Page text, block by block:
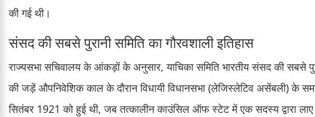
की गई थी।
संसद की सबसे पुरानी समिति का गौरवशाली इतिहास
राज्यसभा सचिवालय के आंकड़ों के अनुसार, याचिका समिति भारतीय संसद की सबसे
की जड़ें औपनिवेशिक काल के दौरान विधायी विधानसभा (लेजिस्लेटिव असेंबली)
सितंबर 1921 को हुई थी, जब तत्कालीन काउंसिल ऑफ स्टेट में एक सदस्य द्वारा लाए